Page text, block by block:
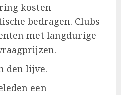
kosten
bedragen. Clubs
met langdurige
den lijve.
een